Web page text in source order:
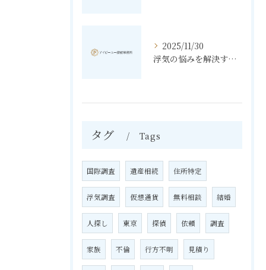
2025/11/30
浮気の悩みを解決する素行調査と東京都北区で知っておきたいポイント
タグ Tags
国際調査 遺産相続 住所特定
浮気調査 仮想通貨 無料相談 結婚
人探し 東京 探偵 依頼 調査
家族 不倫 行方不明 見積り